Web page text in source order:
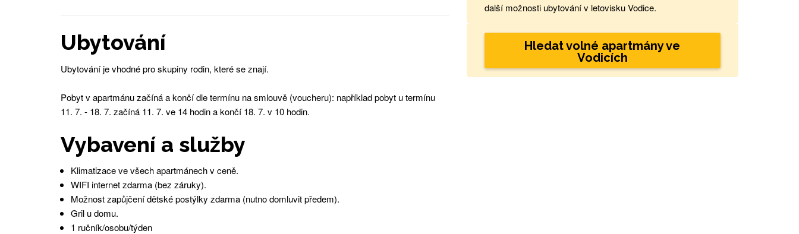
Ubytování
Ubytování je vhodné pro skupiny rodin, které se znají.
Pobyt v apartmánu začíná a končí dle termínu na smlouvě (voucheru): například pobyt u termínu
11. 7. - 18. 7. začíná 11. 7. ve 14 hodin a končí 18. 7. v 10 hodin.
Vybavení a služby
Klimatizace ve všech apartmánech v ceně.
WIFI internet zdarma (bez záruky).
Možnost zapůjčení dětské postýlky zdarma (nutno domluvit předem).
Gril u domu.
1 ručník/osobu/týden
další možnosti ubytování v letovisku Vodice.
Hledat volné apartmány ve
Vodicích